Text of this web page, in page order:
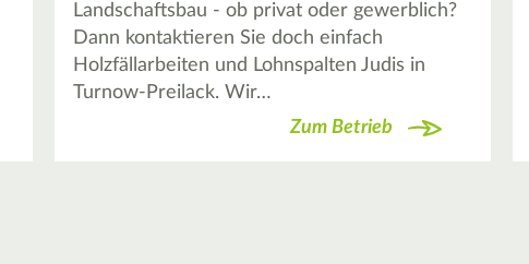
Landschaftsbau - ob privat oder gewerblich?
Dann kontaktieren Sie doch einfach
Holzfällarbeiten und Lohnspalten Judis in
Turnow-Preilack. Wir…
Zum Betrieb